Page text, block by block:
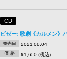
CD
ビゼー: 歌劇《カルメン》
発売日 2021.08.04
価 格 ¥1,650 (税込)